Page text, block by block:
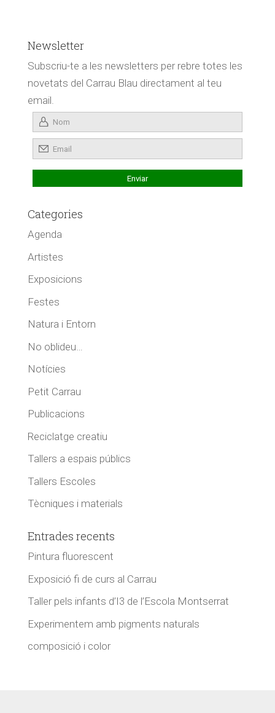
Newsletter
Subscriu-te a les newsletters per rebre totes les
novetats del Carrau Blau directament al teu
email.
Categories
Agenda
Artistes
Exposicions
Festes
Natura i Entorn
No oblideu…
Notícies
Petit Carrau
Publicacions
Reciclatge creatiu
Tallers a espais públics
Tallers Escoles
Tècniques i materials
Entrades recents
Pintura fluorescent
Exposició fi de curs al Carrau
Taller pels infants d’I3 de l’Escola Montserrat
Experimentem amb pigments naturals
composició i color